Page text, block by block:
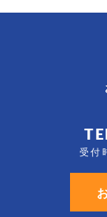
受付